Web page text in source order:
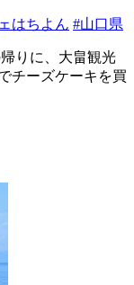
はちよん #山口県
帰りに、大畠観光
チーズケーキを買